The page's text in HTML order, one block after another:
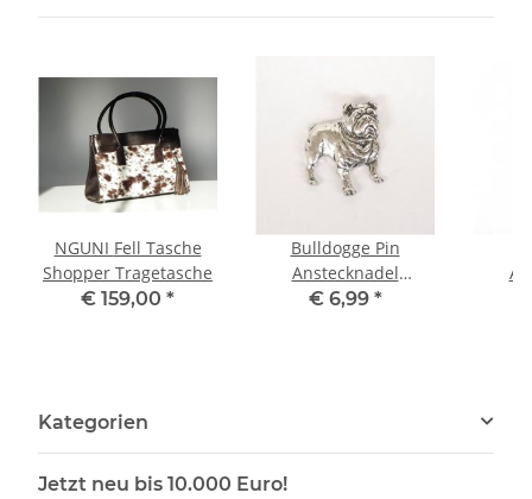
NGUNI Fell Tasche
Shopper Tragetasche
€ 159,00 *
Bulldogge Pin
Anstecknadel
Anstecker Button
€ 6,99 *
Kategorien
Jetzt neu bis 10.000 Euro!